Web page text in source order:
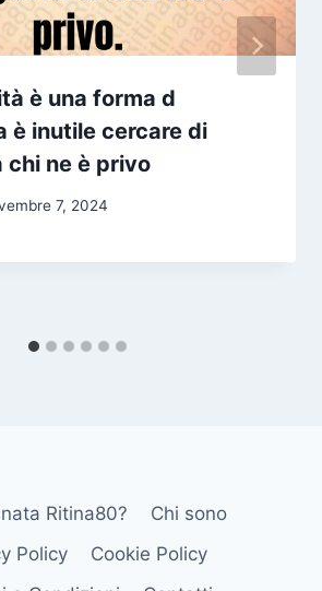
è una forma d
è inutile cercare di
chi ne è privo
7, 2024
Ritina80?
Chi sono
Policy
Cookie Policy